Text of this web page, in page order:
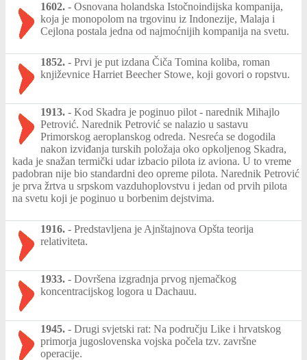
1602. - Osnovana holandska Istočnoindijska kompanija,
koja je monopolom na trgovinu iz Indonezije, Malaja i
Cejlona postala jedna od najmoćnijih kompanija na svetu.
1852. - Prvi je put izdana Čiča Tomina koliba, roman
književnice Harriet Beecher Stowe, koji govori o ropstvu.
1913. - Kod Skadra je poginuo pilot - narednik Mihajlo
Petrović. Narednik Petrović se nalazio u sastavu
Primorskog aeroplanskog odreda. Nesreća se dogodila
nakon izviđanja turskih položaja oko opkoljenog Skadra,
kada je snažan termički udar izbacio pilota iz aviona. U to vreme
padobran nije bio standardni deo opreme pilota. Narednik Petrović
je prva žrtva u srpskom vazduhoplovstvu i jedan od prvih pilota
na svetu koji je poginuo u borbenim dejstvima.
1916. - Predstavljena je Ajnštajnova Opšta teorija
relativiteta.
1933. - Dovršena izgradnja prvog njemačkog
koncentracijskog logora u Dachauu.
1945. - Drugi svjetski rat: Na području Like i hrvatskog
primorja jugoslovenska vojska počela tzv. završne
operacije.